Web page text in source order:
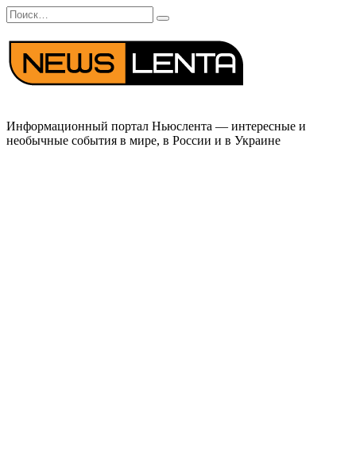
Перейти
к
содержанию
Search
for:
Информационный портал Ньюслента — интересные и
необычные события в мире, в России и в Украине